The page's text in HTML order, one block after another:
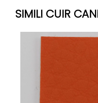
SIMILI CUIR